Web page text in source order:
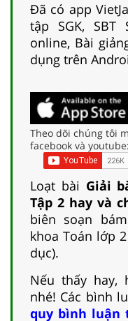
Đã có app
tập SGK, SBT
online, Bài
dụng trên
Theo dõi chúng tôi
facebook và youtube:
Loạt bài Giải
Tập 2 hay và
biên soạn
khoa Toán lớp
dục).
Nếu thấy hay,
nhé! Các bình
quy bình luận